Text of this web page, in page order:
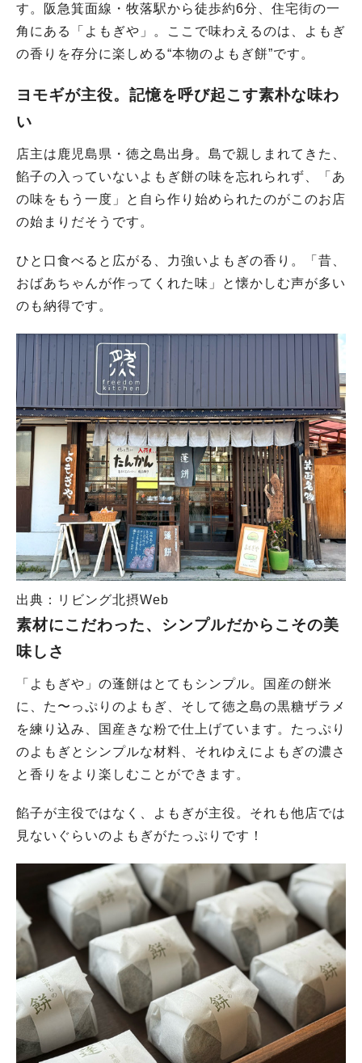
す。阪急箕面線・牧落駅から徒歩約6分、住宅街の一
角にある「よもぎや」。ここで味わえるのは、よもぎ
の香りを存分に楽しめる“本物のよもぎ餅”です。
ヨモギが主役。記憶を呼び起こす素朴な味わ
い
店主は鹿児島県・徳之島出身。島で親しまれてきた、
餡子の入っていないよもぎ餅の味を忘れられず、「あ
の味をもう一度」と自ら作り始められたのがこのお店
の始まりだそうです。
ひと口食べると広がる、力強いよもぎの香り。「昔、
おばあちゃんが作ってくれた味」と懐かしむ声が多い
のも納得です。
出典：リビング北摂Web
素材にこだわった、シンプルだからこその美
味しさ
「よもぎや」の蓬餅はとてもシンプル。国産の餅米
に、た〜っぷりのよもぎ、そして徳之島の黒糖ザラメ
を練り込み、国産きな粉で仕上げています。たっぷり
のよもぎとシンプルな材料、それゆえによもぎの濃さ
と香りをより楽しむことができます。
餡子が主役ではなく、よもぎが主役。それも他店では
見ないぐらいのよもぎがたっぷりです！